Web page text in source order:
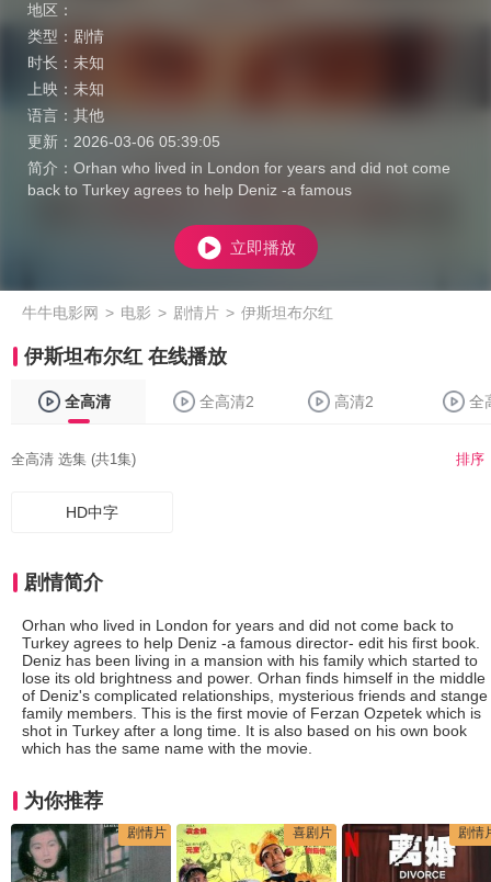
地区：
类型： 剧情
时长： 未知
上映： 未知
语言： 其他
更新： 2026-03-06 05:39:05
简介： Orhan who lived in London for years and did not come
back to Turkey agrees to help Deniz -a famous
立即播放
牛牛电影网 > 电影 > 剧情片 > 伊斯坦布尔红
伊斯坦布尔红 在线播放
全高清 全高清2 高清2 全
全高清 选集 (共1集) 排序
HD中字
剧情简介
Orhan who lived in London for years and did not come back to
Turkey agrees to help Deniz -a famous director- edit his first book.
Deniz has been living in a mansion with his family which started to
lose its old brightness and power. Orhan finds himself in the middle
of Deniz's complicated relationships, mysterious friends and stange
family members. This is the first movie of Ferzan Ozpetek which is
shot in Turkey after a long time. It is also based on his own book
which has the same name with the movie.
为你推荐
剧情片 喜剧片 剧情